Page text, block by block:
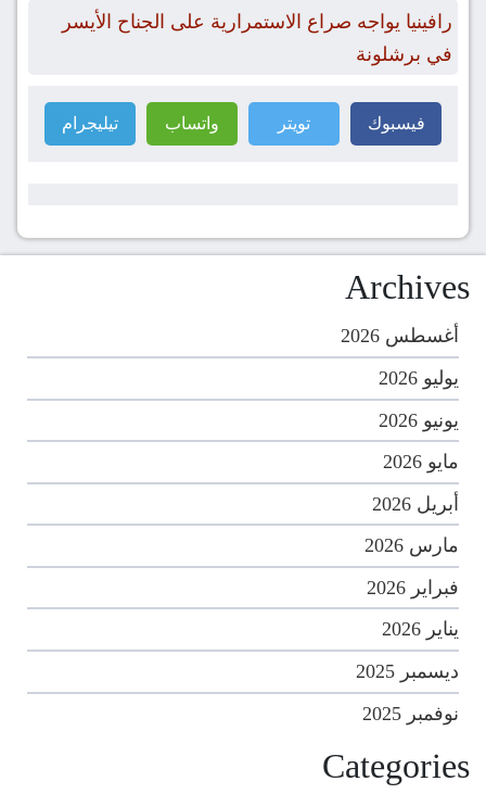
رافينيا يواجه صراع الاستمرارية على الجناح الأيسر
في برشلونة
فيسبوك تويتر واتساب تيليجرام
Archives
أغسطس 2026
يوليو 2026
يونيو 2026
مايو 2026
أبريل 2026
مارس 2026
فبراير 2026
يناير 2026
ديسمبر 2025
نوفمبر 2025
Categories